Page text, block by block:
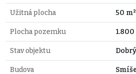
Užitná plocha 50 m²
Plocha pozemku 1.800
Stav objektu Dobrý
Budova